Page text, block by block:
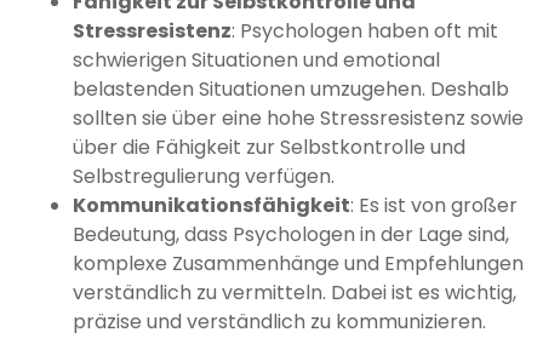
Stressresistenz: Psychologen haben oft mit
schwierigen Situationen und emotional
belastenden Situationen umzugehen. Deshalb
sollten sie über eine hohe Stressresistenz sowie
über die Fähigkeit zur Selbstkontrolle und
Selbstregulierung verfügen.
Kommunikationsfähigkeit: Es ist von großer
Bedeutung, dass Psychologen in der Lage sind,
komplexe Zusammenhänge und Empfehlungen
verständlich zu vermitteln. Dabei ist es wichtig,
präzise und verständlich zu kommunizieren.